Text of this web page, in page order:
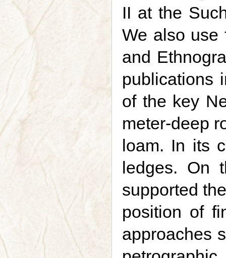
II at the
We also use
and
publications
of the key
meter-deep
loam. In its
ledges. On
supported
position of
approaches